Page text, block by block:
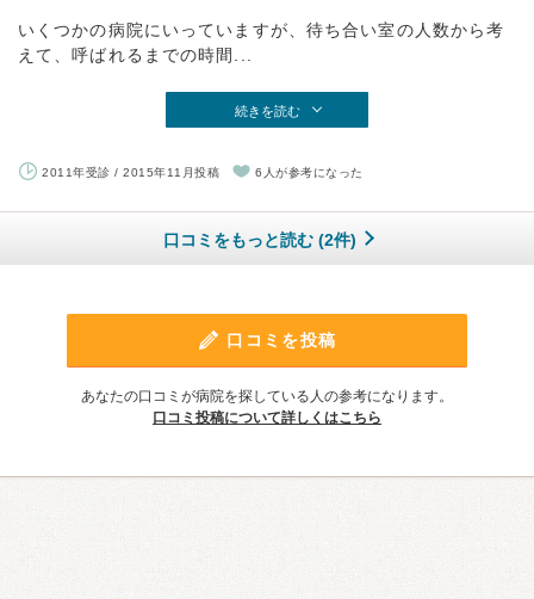
いくつかの病院にいっていますが、待ち合い室の人数から考
えて、呼ばれるまでの時間...
続きを読む
2011年受診 / 2015年11月投稿 6人が参考になった
口コミをもっと読む (2件)
口コミを投稿
あなたの口コミが病院を探している人の参考になります。
口コミ投稿について詳しくはこちら